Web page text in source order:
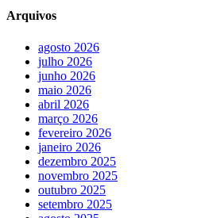
Arquivos
agosto 2026
julho 2026
junho 2026
maio 2026
abril 2026
março 2026
fevereiro 2026
janeiro 2026
dezembro 2025
novembro 2025
outubro 2025
setembro 2025